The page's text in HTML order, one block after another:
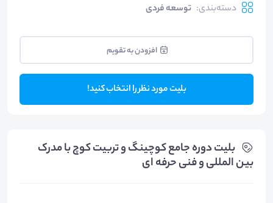
دسته‌بندی: توسعه فردی
افزودن به تقویم
بلیت مورد نظر را انتخاب کنید!
بلیت‌ دوره جامع کوچینگ و تربیت کوچ با مدرک
بین المللی و فنی حرفه ای